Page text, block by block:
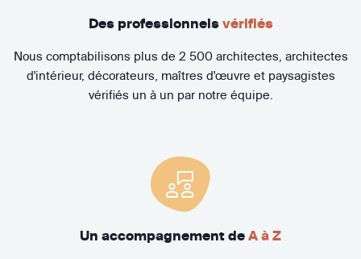
Des professionnels vérifiés
Nous comptabilisons plus de 2 500 architectes, architectes
d'intérieur, décorateurs, maîtres d'œuvre et paysagistes
vérifiés un à un par notre équipe.
Un accompagnement de A à Z